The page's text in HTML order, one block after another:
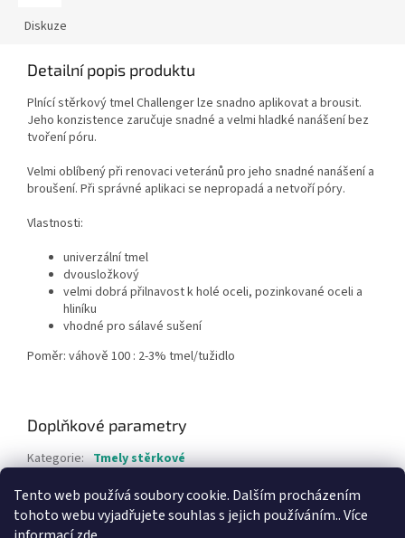
Tento web používá soubory cookie. Dalším procházením
tohoto webu vyjadřujete souhlas s jejich používáním.. Více
Diskuze
Detailní popis produktu
Plnící stěrkový tmel Challenger lze snadno aplikovat a brousit.
Jeho konzistence zaručuje snadné a velmi hladké nanášení bez
tvoření póru.
Velmi oblíbený při renovaci veteránů pro jeho snadné nanášení a
broušení. Při správné aplikaci se nepropadá a netvoří póry.
Vlastnosti:
univerzální tmel
dvousložkový
velmi dobrá přilnavost k holé oceli, pozinkované oceli a
hliníku
vhodné pro sálavé sušení
Poměr: váhově 100 : 2-3% tmel/tužidlo
Doplňkové parametry
Kategorie: Tmely stěrkové